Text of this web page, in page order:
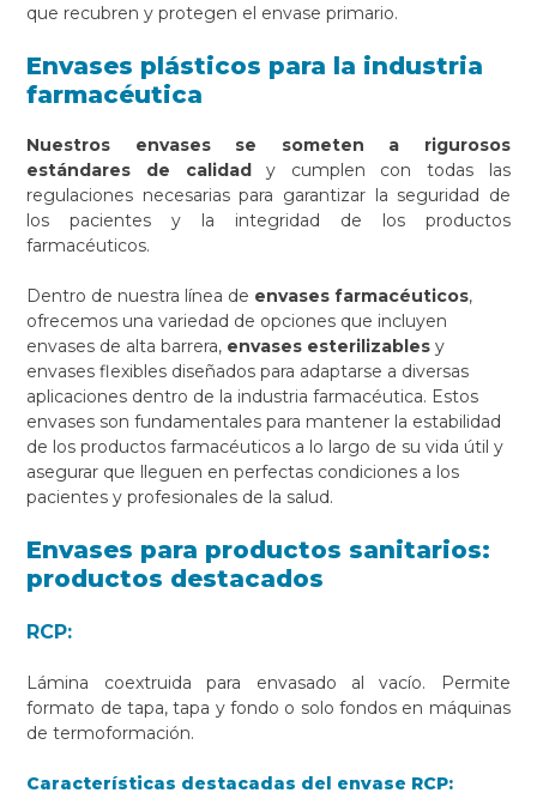
que recubren y protegen el envase primario.
Envases plásticos para la industria
farmacéutica
Nuestros envases se someten a rigurosos
estándares de calidady cumplen con todas las
regulaciones necesarias para garantizar la seguridad de
los pacientes y la integridad de los productos
farmacéuticos.
Dentro de nuestra línea de envases farmacéuticos,
ofrecemos una variedad de opciones que incluyen
envases de alta barrera, envases esterilizables y
envases flexibles diseñados para adaptarse a diversas
aplicaciones dentro de la industria farmacéutica. Estos
envases son fundamentales para mantener la estabilidad
de los productos farmacéuticos a lo largo de su vida útil y
asegurar que lleguen en perfectas condiciones a los
pacientes y profesionales de la salud.
Envases para productos sanitarios:
productos destacados
RCP:
Lámina coextruida para envasado al vacío. Permite
formato de tapa, tapa y fondo o solo fondos en máquinas
de termoformación.
Características destacadas del envase RCP: